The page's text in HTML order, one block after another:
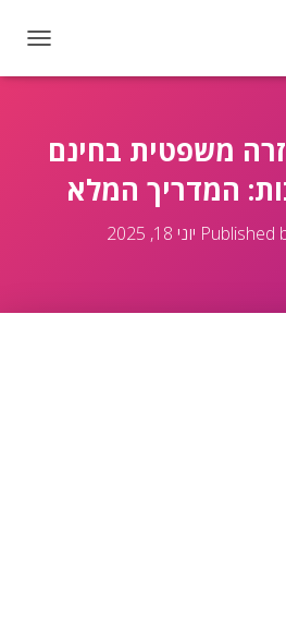
O
משפטית בחינם
המדריך המלא
Published יוני 18, 2025